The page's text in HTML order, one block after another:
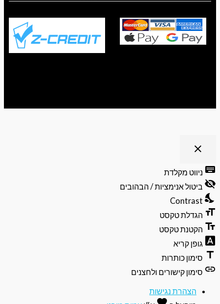
close
וסגירה
של
תפריט
הנגישות
ניווט מקלדת
ביטול אנימציות / הבהובים
Contrast
הגדלת טקסט
הקטנת טקסט
גופן קריא
סימון כותרות
סימון קישורים ולחצנים
הצהרת נגישות
אהבה